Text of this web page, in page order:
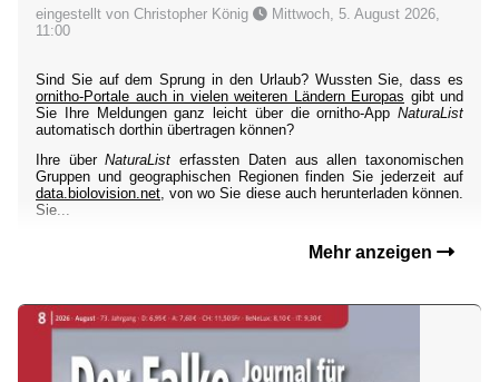
eingestellt von Christopher König
Mittwoch, 5. August 2026,
11:00
Sind Sie auf dem Sprung in den Urlaub? Wussten Sie, dass es
ornitho-Portale auch in vielen weiteren Ländern Europas gibt und
Sie Ihre Meldungen ganz leicht über die ornitho-App NaturaList
automatisch dorthin übertragen können?
Ihre überNaturaList erfassten Daten aus allen taxonomischen
Gruppen und geographischen Regionen finden Sie jederzeit auf
data.biolovision.net, von wo Sie diese auch herunterladen können.
Sie...
Mehr anzeigen